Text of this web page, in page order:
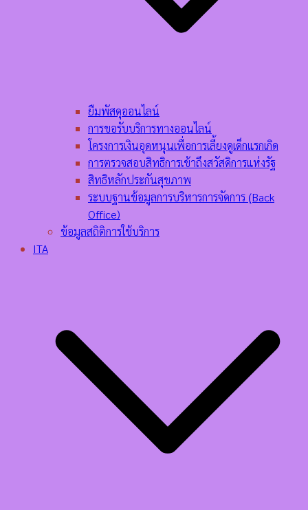
ยืมพัสดุออนไลน์
การขอรับบริการทางออนไลน์
โครงการเงินอุดหนุนเพื่อการเลี้ยงดูเด็กแรกเกิด
การตรวจสอบสิทธิการเข้าถึงสวัสดิการแห่งรัฐ
สิทธิหลักประกันสุขภาพ
ระบบฐานข้อมูลการบริหารการจัดการ (ฺBack
Office)
ข้อมูลสถิติการใช้บริการ
ITA